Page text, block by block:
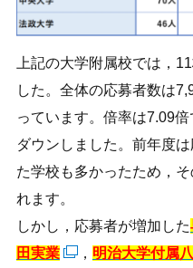
上記の大学附属校では，
した。全体の応募者数は
っています。倍率は7.09
ダウンしました。前年度
た学校も多かったため，
れます。
しかし，応募者が増加した
田実業
， 明治大学付属